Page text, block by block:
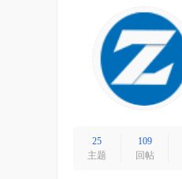
25
主题
109
回帖